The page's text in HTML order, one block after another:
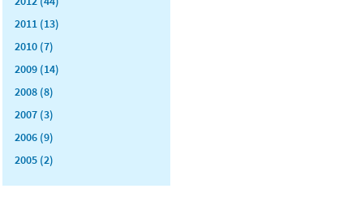
2011 (13)
2010 (7)
2009 (14)
2008 (8)
2007 (3)
2006 (9)
2005 (2)